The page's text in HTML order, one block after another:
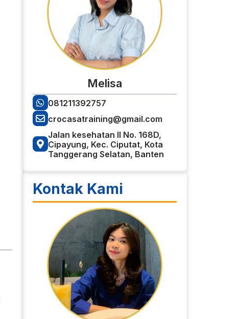
Melisa
081211392757
crocasatraining@gmail.com
Jalan kesehatan II No. 168D,
Cipayung, Kec. Ciputat, Kota
Tanggerang Selatan, Banten
Kontak Kami